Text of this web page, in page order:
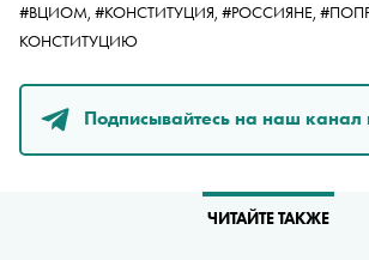
#ВЦИОМ, #КОНСТИТУЦИЯ, #РОССИЯНЕ,
КОНСТИТУЦИЮ
Подписывайтесь на наш канал
ЧИТАЙТЕ ТАКЖЕ